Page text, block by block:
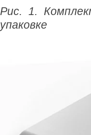
Рис. 1.
упаковке